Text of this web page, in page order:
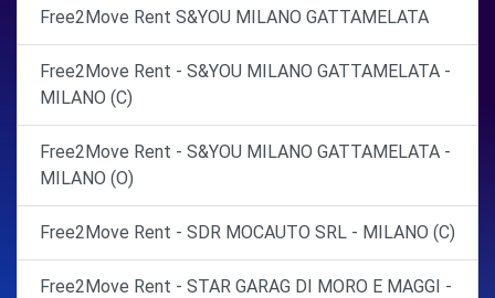
Free2Move Rent S&YOU MILANO GATTAMELATA
Free2Move Rent - S&YOU MILANO GATTAMELATA -
MILANO (C)
Free2Move Rent - S&YOU MILANO GATTAMELATA -
MILANO (O)
Free2Move Rent - SDR MOCAUTO SRL - MILANO (C)
Free2Move Rent - STAR GARAG DI MORO E MAGGI -